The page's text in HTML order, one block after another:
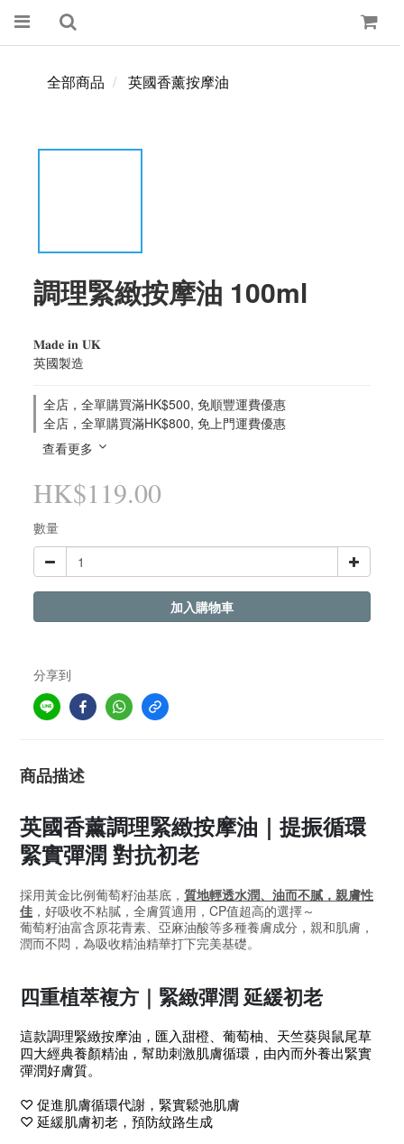
全部商品 英國香薰按摩油
調理緊緻按摩油 100ml
𝐌𝐚𝐝𝐞 𝐢𝐧 𝐔𝐊
英國製造
全店，全單購買滿HK$500, 免順豐運費優惠
全店，全單購買滿HK$800, 免上門運費優惠
查看更多
HK$119.00
數量
加入購物車
分享到
商品描述
英國香薰調理緊緻按摩油｜提振循環
緊實彈潤 對抗初老
採用黃金比例葡萄籽油基底， 質地輕透水潤、油而不膩，親膚性
佳 ，好吸收不粘膩，全膚質適用，CP值超高的選擇～
葡萄籽油富含原花青素、亞麻油酸等多種養膚成分，親和肌膚，
潤而不悶，為吸收精油精華打下完美基礎。
四重植萃複方｜緊緻彈潤 延緩初老
這款調理緊緻按摩油，匯入甜橙、葡萄柚、天竺葵與鼠尾草
四大經典養顏精油，幫助刺激肌膚循環，由內而外養出緊實
彈潤好膚質。
♡ 促進肌膚循環代謝，緊實鬆弛肌膚
♡ 延緩肌膚初老，預防紋路生成